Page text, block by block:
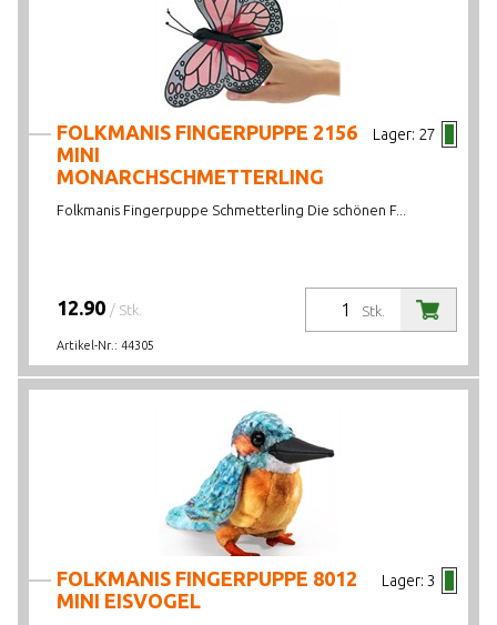
Lager: 27
FOLKMANIS FINGERPUPPE 2156
MINI
MONARCHSCHMETTERLING
Folkmanis Fingerpuppe Schmetterling Die schönen F...
Stk.
12.90 / Stk.
Artikel-Nr.: 44305
Lager: 3
FOLKMANIS FINGERPUPPE 8012
MINI EISVOGEL